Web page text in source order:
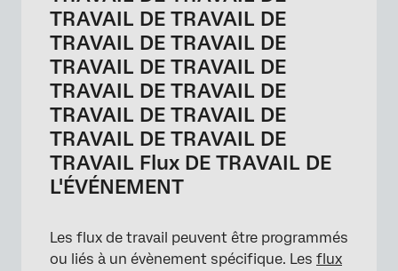
TRAVAIL DE TRAVAIL DE
TRAVAIL DE TRAVAIL DE
TRAVAIL DE TRAVAIL DE
TRAVAIL DE TRAVAIL DE
TRAVAIL DE TRAVAIL DE
TRAVAIL DE TRAVAIL DE
TRAVAIL Flux DE TRAVAIL DE
L'ÉVÉNEMENT
Les flux de travail peuvent être programmés
ou liés à un évènement spécifique. Les flux